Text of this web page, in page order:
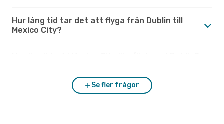
Hur lång tid tar det att flyga från Dublin till
Mexico City?
Se fler frågor